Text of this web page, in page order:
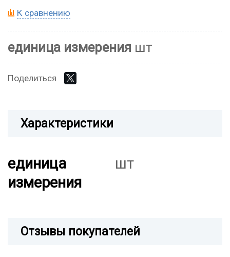
К сравнению
единица измерения шт
Поделиться
Характеристики
единица
измерения
шт
Отзывы покупателей